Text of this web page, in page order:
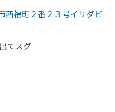
西福町２番２３号イサダビ
出てスグ